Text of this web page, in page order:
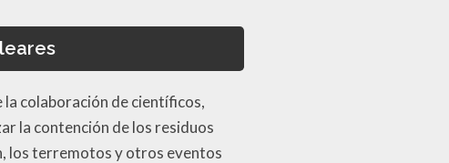
la colaboración de científicos,
la contención de los residuos
los terremotos y otros eventos